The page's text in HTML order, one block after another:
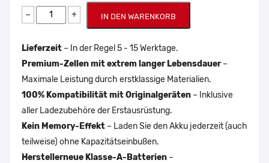
− + IN DEN WARENKORB
Lieferzeit – In der Regel 5 - 15 Werktage.
Premium-Zellen mit extrem langer Lebensdauer–
Maximale Leistung durch erstklassige Materialien.
100% Kompatibilität mit Originalgeräten – Inklusive
aller Ladezubehöre der Erstausrüstung.
Kein Memory-Effekt – Laden Sie den Akku jederzeit (auch
teilweise) ohne Kapazitätseinbußen.
Herstellerneue Klasse-A-Batterien –